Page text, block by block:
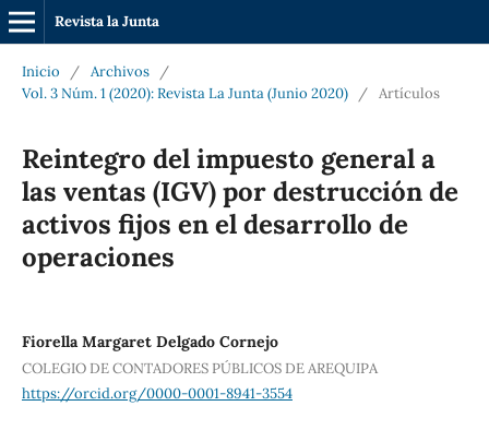
Revista la Junta
Inicio / Archivos
/
Vol. 3 Núm. 1 (2020): Revista La Junta (Junio 2020)
/ Artículos
Reintegro del impuesto general a
las ventas (IGV) por destrucción de
activos fijos en el desarrollo de
operaciones
Fiorella Margaret Delgado Cornejo
COLEGIO DE CONTADORES PÚBLICOS DE AREQUIPA
https://orcid.org/0000-0001-8941-3554